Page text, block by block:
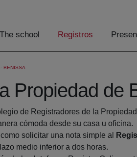
The school Registros
BENISSA
Propiedad de
de Registradores de la
cómoda desde su casa u oficina.
solicitar una nota simple al
medio inferior a dos horas.